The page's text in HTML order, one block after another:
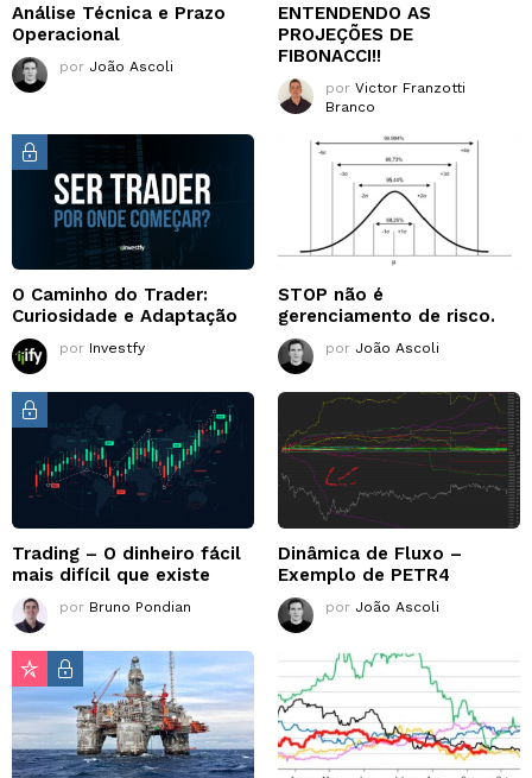
Análise Técnica e Prazo
Operacional
por João Ascoli
ENTENDENDO AS
PROJEÇÕES DE
FIBONACCI!!
por Victor Franzotti
Branco
O Caminho do Trader:
Curiosidade e Adaptação
por Investfy
STOP não é
gerenciamento de risco.
por João Ascoli
Trading – O dinheiro fácil
mais difícil que existe
por Bruno Pondian
Dinâmica de Fluxo –
Exemplo de PETR4
por João Ascoli